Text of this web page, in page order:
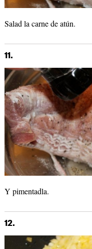
Salad la carne de atún.
11.
Y pimentadla.
12.